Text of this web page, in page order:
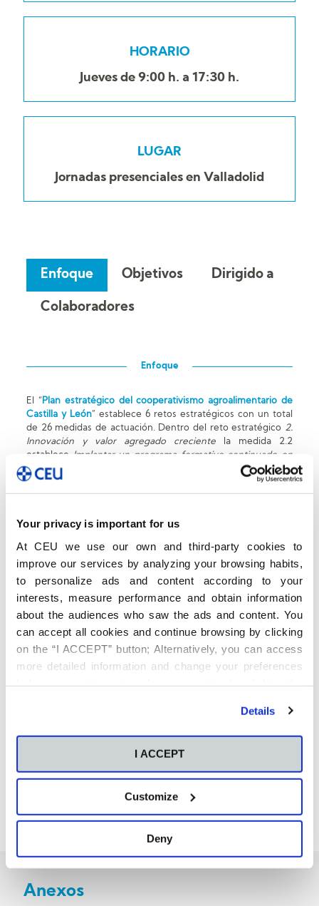
Your privacy is important for us
At CEU we use our own and third-party cookies to
improve our services by analyzing your browsing habits,
to personalize ads and content according to your
interests, measure performance and obtain information
about the audiences who saw the ads and content. You
can accept all cookies and continue browsing by clicking
on the “I ACCEPT” button; Alternatively, you can access
more detailed information and change your preferences
Details
I ACCEPT
Customize
Deny
HORARIO
Jueves de 9:00 h. a 17:30 h.
LUGAR
Jornadas presenciales en Valladolid
Enfoque Objetivos Dirigido a
Colaboradores
Enfoque
El “ Plan estratégico del cooperativismo agroalimentario de
Castilla y León” establece 6 retos estratégicos con un total
de 26 medidas de actuación. Dentro del reto estratégico 2.
Innovación y valor agregado creciente la medida 2.2
establece
Implantar un programa formativo continuado en
innovación, dirigido a técnicos y personal directivo de las
cooperativas. El programa formativo contendrá formación
especializada en los diferentes tipos de innovación:
producto ⇔ servicio ⇔ comercialización ⇔ procesos ⇔
En el mismo plan, dentro de la definición de modelo objetivo
de cooperativa, se señalan como requisitos unagestión
profesionalizada
, la apuesta por incorporartecnología
y la
disposición permanente hacia lainnovación. Como en el
resto de las organizaciones, el mayor activo del que disponen
integrado por los socios, así como por los trabajadores y los
consejeros.
Anexos